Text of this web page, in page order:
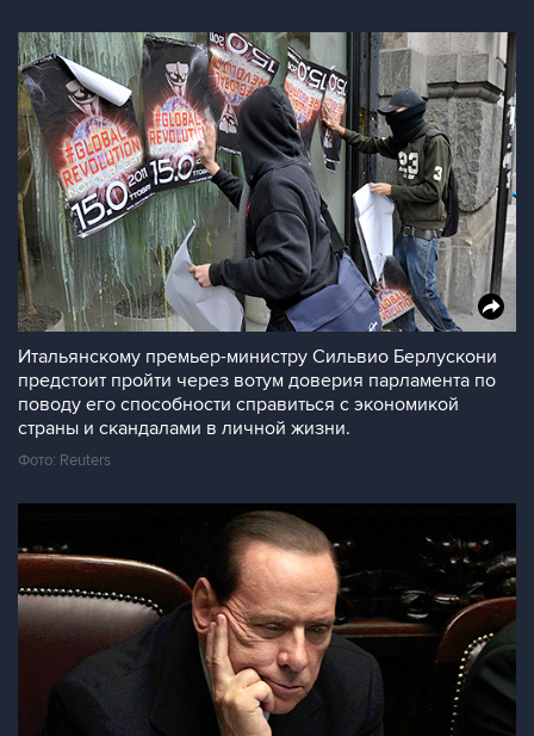
Итальянскому премьер-министру Сильвио Берлускони
предстоит пройти через вотум доверия парламента по
поводу его способности справиться с экономикой
страны и скандалами в личной жизни.
Фото: Reuters